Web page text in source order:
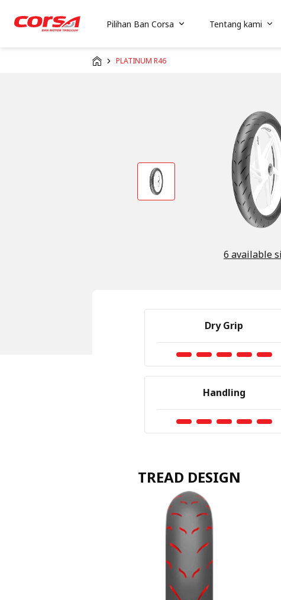
Pilihan Ban Corsa Tentang kami
PLATINUM R46
6 available
Dry Grip
Handling
TREAD DESIGN